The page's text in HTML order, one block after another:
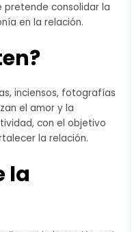
pretende consolidar la
en la relación.
inciensos, fotografías
el amor y la
con el objetivo
la relación.
la